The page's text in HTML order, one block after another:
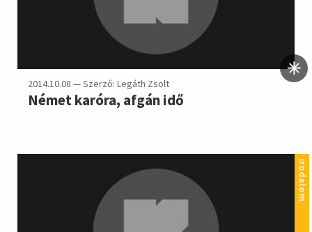
2014.10.08 — Szerző: Legáth Zsolt
Német karóra, afgán idő
irodalom